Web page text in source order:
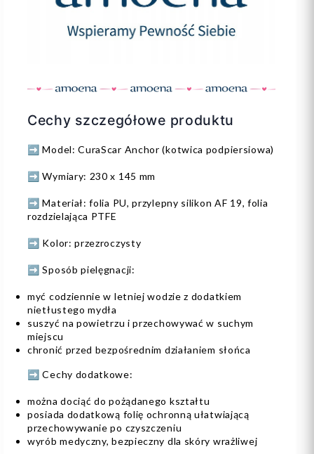
Cechy szczegółowe produktu
➡️ Model: CuraScar Anchor (kotwica podpiersiowa)
➡️ Wymiary: 230 x 145 mm
➡️ Materiał: folia PU, przylepny silikon AF 19, folia
rozdzielająca PTFE
➡️ Kolor: przezroczysty
➡️ Sposób pielęgnacji:
myć codziennie w letniej wodzie z dodatkiem
nietłustego mydła
suszyć na powietrzu i przechowywać w suchym
miejscu
chronić przed bezpośrednim działaniem słońca
➡️ Cechy dodatkowe:
można dociąć do pożądanego kształtu
posiada dodatkową folię ochronną ułatwiającą
przechowywanie po czyszczeniu
wyrób medyczny, bezpieczny dla skóry wrażliwej